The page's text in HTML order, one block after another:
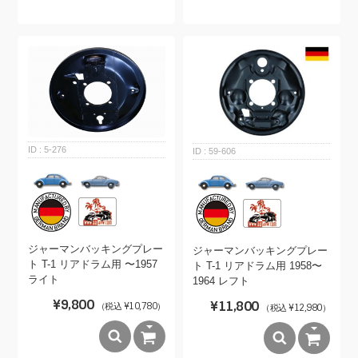
5-276
ジャーマンバッキングプレー
ト T-1 リアドラム用 〜1957
ライト
¥9,800 （税込 ¥10,780）
59-606
ジャーマンバッキングプレー
ト T-1 リアドラム用 1958〜
1964 レフト
¥11,800 （税込 ¥12,980）